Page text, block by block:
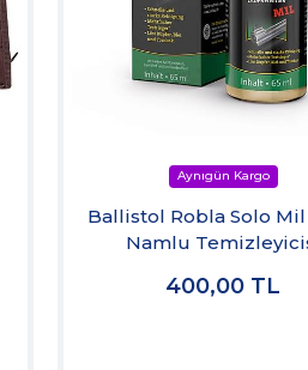
Ballistol Robla Solo
Namlu
400,00 TL